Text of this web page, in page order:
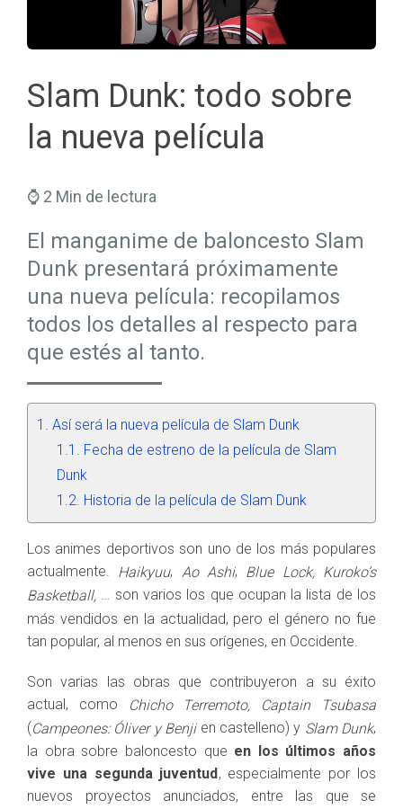
Planes de Futuro
Trabaja en Mapfre
Slam Dunk: todo sobre
la nueva película
⌚ 2 Min de lectura
El manganime de baloncesto Slam
Dunk presentará próximamente
una nueva película: recopilamos
todos los detalles al respecto para
que estés al tanto.
Así será la nueva película de Slam Dunk
Fecha de estreno de la película de Slam
Dunk
Historia de la película de Slam Dunk
Los animes deportivos son uno de los más populares
actualmente. Haikyuu, Ao Ashi, Blue Lock, Kuroko’s
Basketball, … son varios los que ocupan la lista de los
más vendidos en la actualidad, pero el género no fue
tan popular, al menos en sus orígenes, en Occidente.
Son varias las obras que contribuyeron a su éxito
actual, como
Chicho Terremoto, Captain Tsubasa
(Campeones: Óliver y Benjien castelleno) y Slam Dunk,
la obra sobre baloncesto que en los últimos años
vive una segunda juventud, especialmente por los
nuevos proyectos anunciados, entre las que se